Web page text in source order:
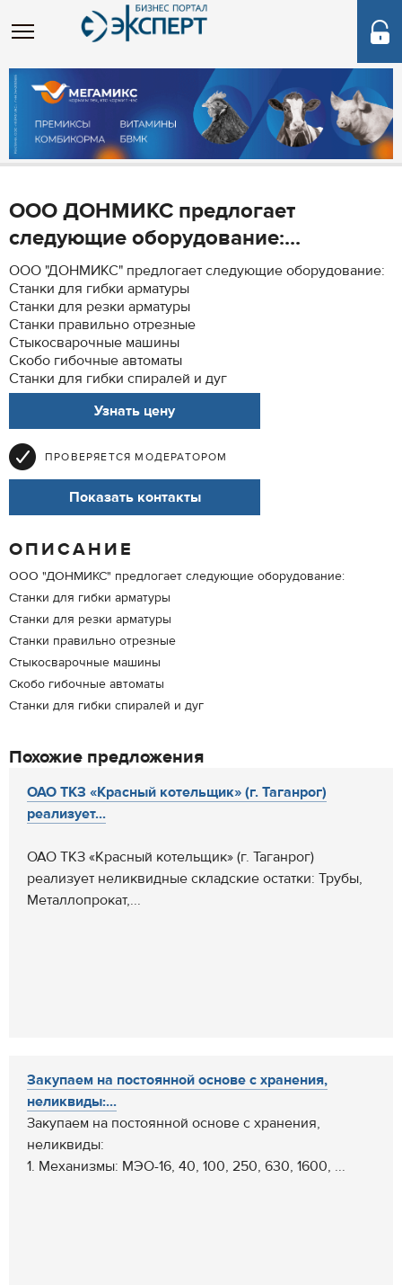
ООО ДОНМИКС предлогает
следующие оборудование:...
ООО "ДОНМИКС" предлогает следующие оборудование:
Станки для гибки арматуры
Станки для резки арматуры
Станки правильно отрезные
Стыкосварочные машины
Скобо гибочные автоматы
Станки для гибки спиралей и дуг
Узнать цену
ПРОВЕРЯЕТСЯ МОДЕРАТОРОМ
Показать контакты
ОПИСАНИЕ
ООО "ДОНМИКС" предлогает следующие оборудование:
Станки для гибки арматуры
Станки для резки арматуры
Станки правильно отрезные
Стыкосварочные машины
Скобо гибочные автоматы
Станки для гибки спиралей и дуг
Похожие предложения
ОАО ТКЗ «Красный котельщик» (г. Таганрог)
реализует...
ОАО ТКЗ «Красный котельщик» (г. Таганрог)
реализует неликвидные складские остатки: Трубы,
Металлопрокат,...
Закупаем на постоянной основе с хранения,
неликвиды:...
Закупаем на постоянной основе с хранения,
неликвиды:
1. Механизмы: МЭО-16, 40, 100, 250, 630, 1600, ...